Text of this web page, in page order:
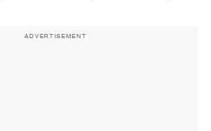
ADVERTISEMENT